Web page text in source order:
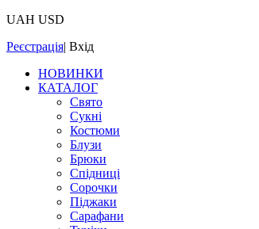
UAH USD
Реєстрація| Вхід
НОВИНКИ
КАТАЛОГ
Свято
Сукні
Костюми
Блузи
Брюки
Спідниці
Сорочки
Піджаки
Сарафани